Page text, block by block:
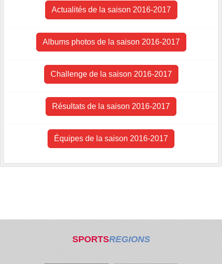
Actualités de la saison 2016-2017
Albums photos de la saison 2016-2017
Challenge de la saison 2016-2017
Résultats de la saison 2016-2017
Équipes de la saison 2016-2017
SPORTSREGIONS